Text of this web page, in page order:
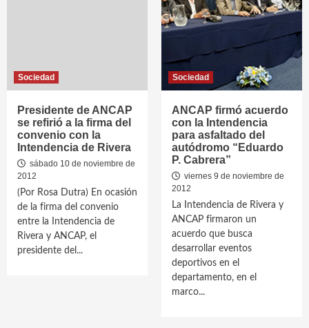
Sociedad
Presidente de ANCAP
se refirió a la firma del
convenio con la
Intendencia de Rivera
sábado 10 de noviembre de
2012
(Por Rosa Dutra) En ocasión
de la firma del convenio
entre la Intendencia de
Rivera y ANCAP, el
presidente del...
Sociedad
ANCAP firmó acuerdo
con la Intendencia
para asfaltado del
autódromo “Eduardo
P. Cabrera”
viernes 9 de noviembre de
2012
La Intendencia de Rivera y
ANCAP firmaron un
acuerdo que busca
desarrollar eventos
deportivos en el
departamento, en el
marco...